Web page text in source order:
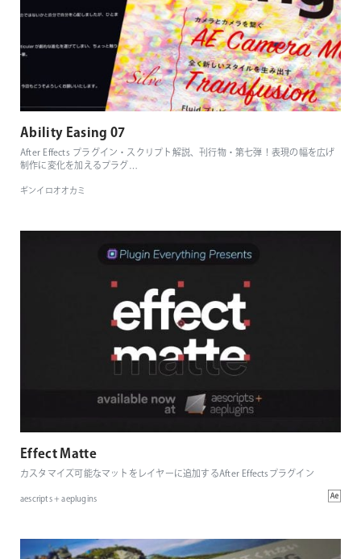
Ability Easing 07
After Effects プラグイン・スクリプト解説、刊行物・第七弾！表現の幅を広げ
制作に変化を加えるプラグ…
ギンイロオオカミ
Effect Matte
カスタマイズ可能なマットをレイヤーに追加するAfter Effectsプラグイン
aescripts + aeplugins